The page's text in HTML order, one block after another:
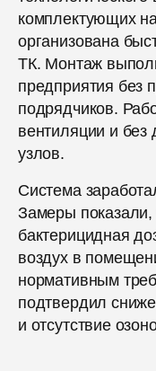
комплектующих
организована
ТК. Монтаж
предприятия без
подрядчиков.
вентиляции и
узлов.
Система
Замеры показали,
бактерицидная
воздух в
нормативным
подтвердил
и отсутствие